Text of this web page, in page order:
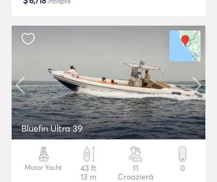
Bluefin Ultra 39
Motor Yacht
43 ft
13 m
11
Croazieră
0